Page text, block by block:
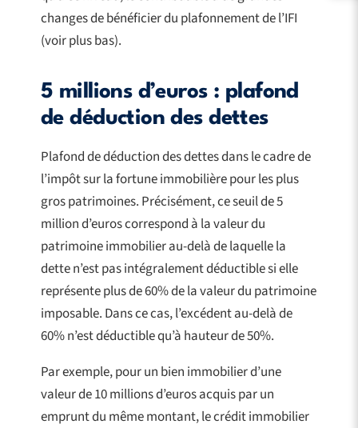
changes de bénéficier du plafonnement de l’IFI
(voir plus bas).
5 millions d’euros : plafond
de déduction des dettes
Plafond de déduction des dettes dans le cadre de
l’impôt sur la fortune immobilière pour les plus
gros patrimoines. Précisément, ce seuil de 5
million d’euros correspond à la valeur du
patrimoine immobilier au-delà de laquelle la
dette n’est pas intégralement déductible si elle
représente plus de 60% de la valeur du patrimoine
imposable. Dans ce cas, l’excédent au-delà de
60% n’est déductible qu’à hauteur de 50%.
Par exemple, pour un bien immobilier d’une
valeur de 10 millions d’euros acquis par un
emprunt du même montant, le crédit immobilier